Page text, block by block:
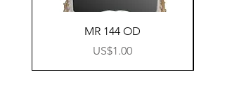
MR 144 OD
價格
US$1.00